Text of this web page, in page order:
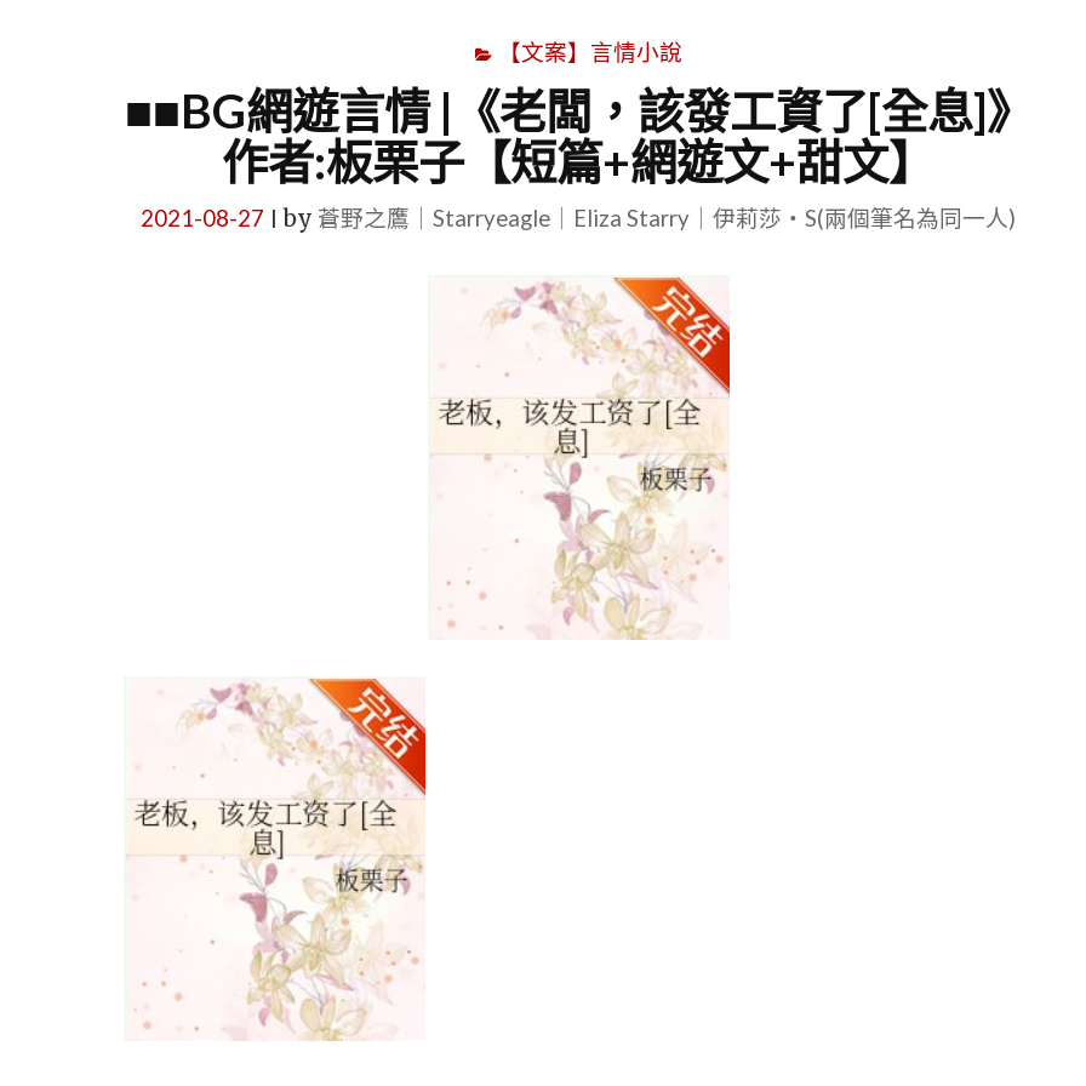
【文案】言情小說
■■BG網遊言情 |《老闆，該發工資了[全息]》
作者:板栗子【短篇+網遊文+甜文】
2021-08-27 by 蒼野之鷹｜Starryeagle｜Eliza Starry｜伊莉莎・S(兩個筆名為同一人)